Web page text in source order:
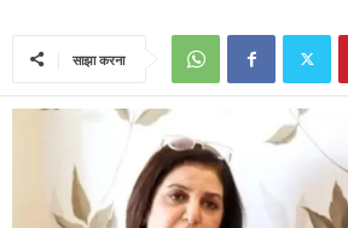
साझा करना